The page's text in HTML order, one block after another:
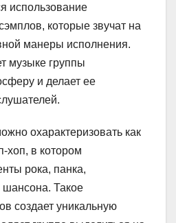
использование
которые звучат на
манеры исполнения.
музыке группы
и делает ее
охарактеризовать как
хоп, в котором
рока, панка,
шансона. Такое
создает уникальную